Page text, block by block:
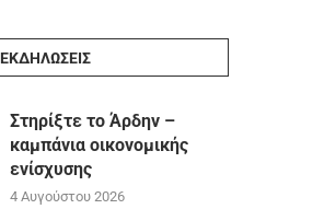
ΕΚΔΗΛΩΣΕΙΣ
Στηρίξτε το Άρδην –
καμπάνια οικονομικής
ενίσχυσης
4 Αυγούστου 2026